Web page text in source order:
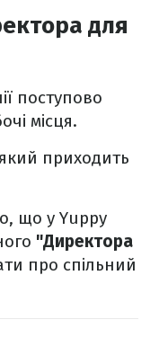
для
поступово
місця.
приходить
що у Yuppy
"Директора
про спільний